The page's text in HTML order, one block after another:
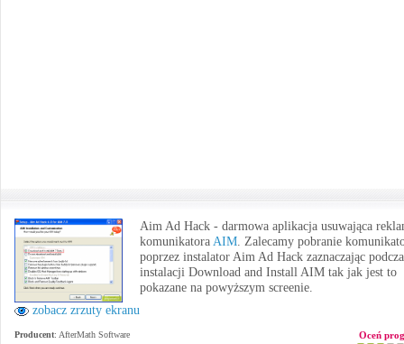
zobacz zrzuty ekranu
Aim Ad Hack - darmowa aplikacja usuwająca
komunikatora AIM. Zalecamy pobranie
poprzez instalator Aim Ad Hack zaznaczając
instalacji Download and Install AIM tak jak jest to
pokazane na powyższym screenie.
Producent: AfterMath Software
Oceń